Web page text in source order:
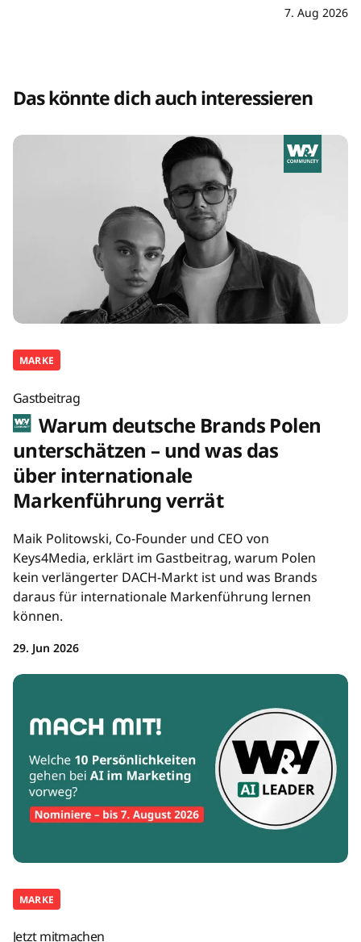
7. Aug 2026
Das könnte dich auch interessieren
MARKE
Gastbeitrag
Warum deutsche Brands Polen
unterschätzen – und was das
über internationale
Markenführung verrät
Maik Politowski, Co-Founder und CEO von
Keys4Media, erklärt im Gastbeitrag, warum Polen
kein verlängerter DACH-Markt ist und was Brands
daraus für internationale Markenführung lernen
können.
29. Jun 2026
MARKE
Jetzt mitmachen